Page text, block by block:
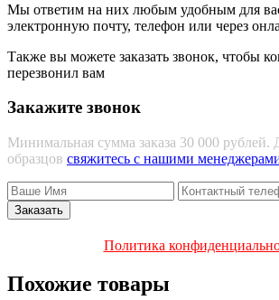
Мы ответим на них любым удобным для
электронную почту, телефон или через
Также вы можете заказать звонок, чтобы
перезвонил вам
Закажите звонок
Минимальная сумма заказа 30 000 рублей.
образцов свяжитесь с нашими
Политика
Похожие товары